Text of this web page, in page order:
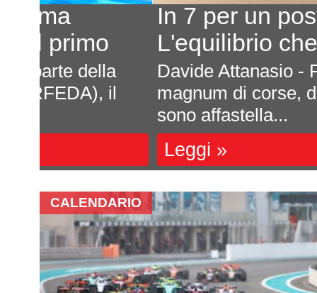
In 7 per un posto al sole
L'equilibrio che persiste
Davide Attanasio - FotocarÈ
magnum di corse, di
sono affastella...
CALENDARIO